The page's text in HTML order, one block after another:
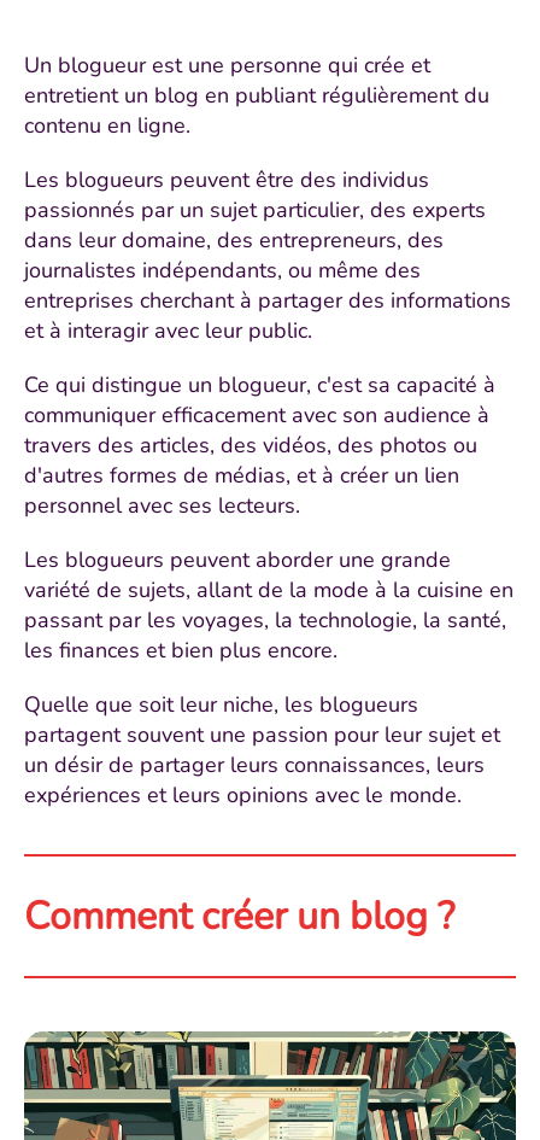
Un blogueur est une personne qui crée et
entretient un blog en publiant régulièrement du
contenu en ligne.
Les blogueurs peuvent être des individus
passionnés par un sujet particulier, des experts
dans leur domaine, des entrepreneurs, des
journalistes indépendants, ou même des
entreprises cherchant à partager des informations
et à interagir avec leur public.
Ce qui distingue un blogueur, c'est sa capacité à
communiquer efficacement avec son audience à
travers des articles, des vidéos, des photos ou
d'autres formes de médias, et à créer un lien
personnel avec ses lecteurs.
Les blogueurs peuvent aborder une grande
variété de sujets, allant de la mode à la cuisine en
passant par les voyages, la technologie, la santé,
les finances et bien plus encore.
Quelle que soit leur niche, les blogueurs
partagent souvent une passion pour leur sujet et
un désir de partager leurs connaissances, leurs
expériences et leurs opinions avec le monde.
Comment créer un blog ?